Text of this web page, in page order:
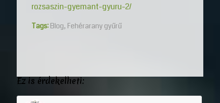
rozsaszin-gyemant-gyuru-2/
Tags: Blog, Fehérarany gyűrű
Ez is érdekelheti: